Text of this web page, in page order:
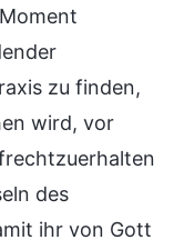
zu finden,
wird, vor
des
ihr von Gott